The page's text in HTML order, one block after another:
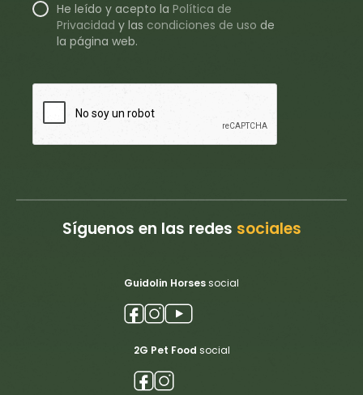
He leído y acepto laPolítica de
Privacidad ylas condiciones de uso de
la página web.
Síguenos en las redes sociales
Guidolin Horsessocial
2G Pet Food social